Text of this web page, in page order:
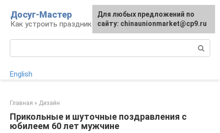
контенту
Досуг-Мастер
Как устроить праздник
English
Главная » Дизайн
Прикольные и шуточные поздравления с
юбилеем 60 лет мужчине
Для любых предложений по
сайту: chinaunionmarket@cp9.ru
Для любых предложений по
сайту: chinaunionmarket@cp9.ru